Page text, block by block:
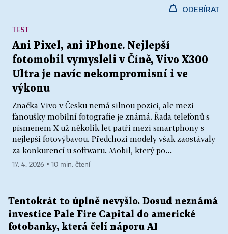
ODEBÍRAT
Ani Pixel, ani iPhone. Nejlepší
fotomobil vymysleli v Číně, Vivo X300
Ultra je navíc nekompromisní i ve
výkonu
Značka Vivo v Česku nemá silnou pozici, ale mezi
fanoušky mobilní fotografie je známá. Řada telefonů s
písmenem X už několik let patří mezi smartphony s
nejlepší fotovýbavou. Předchozí modely však zaostávaly
za konkurencí u softwaru. Mobil, který po...
TEST
17. 4. 2026 ▪ 10 min. čtení
Tentokrát to úplně nevyšlo. Dosud neznámá
investice Pale Fire Capital do americké
fotobanky, která čelí náporu AI